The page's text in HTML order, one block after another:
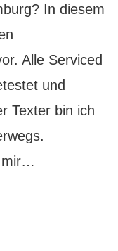
In diesem
Alle Serviced
und
Texter bin ich
mir…